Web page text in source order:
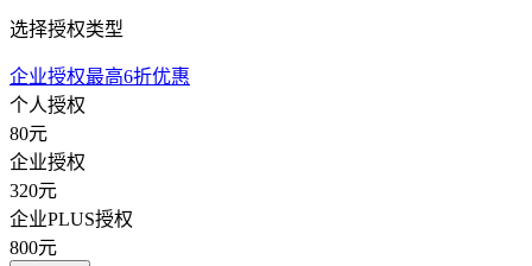
选择授权类型
企业授权最高6折优惠
个人授权
80元
企业授权
320元
企业PLUS授权
800元